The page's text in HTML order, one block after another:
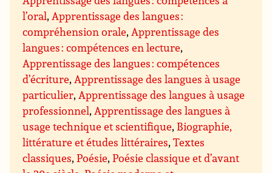
l’oral,Apprentissage des langues :
compréhension orale,Apprentissage des
langues : compétences en lecture,
Apprentissage des langues : compétences
d’écriture,Apprentissage des langues à usage
particulier,Apprentissage des langues à usage
professionnel,Apprentissage des langues à
usage technique et scientifique, Biographie,
littérature et études littéraires,Textes
classiques,Poésie,Poésie classique et d’avant